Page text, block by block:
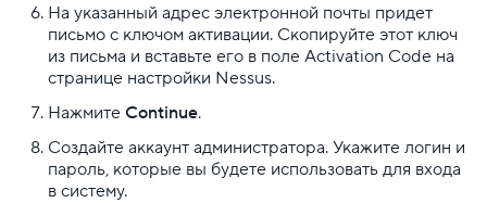
На указанный адрес электронной почты придет
письмо с ключом активации. Скопируйте этот ключ
из письма и вставьте его в поле Activation Code на
странице настройки Nessus.
Нажмите Continue.
Создайте аккаунт администратора. Укажите логин и
пароль, которые вы будете использовать для входа
в систему.